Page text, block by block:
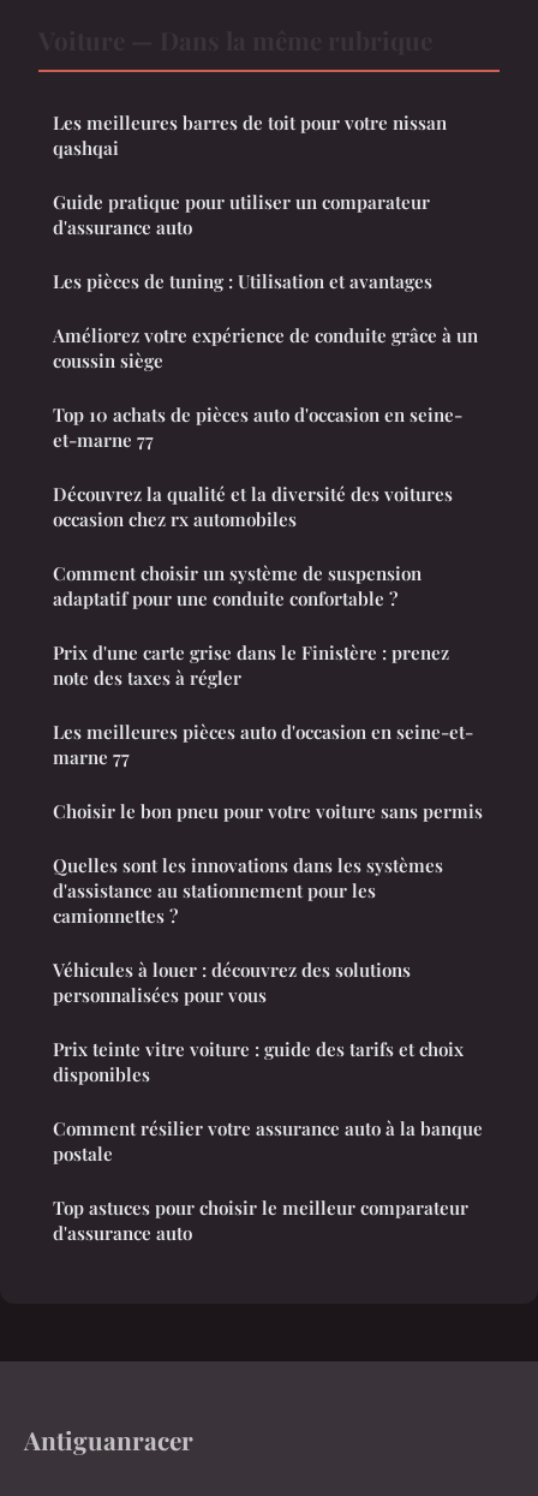
Les meilleures barres de toit pour votre nissan
qashqai
Guide pratique pour utiliser un comparateur
d'assurance auto
Les pièces de tuning : Utilisation et avantages
Améliorez votre expérience de conduite grâce à un
coussin siège
Top 10 achats de pièces auto d'occasion en seine-
et-marne 77
Découvrez la qualité et la diversité des voitures
occasion chez rx automobiles
Comment choisir un système de suspension
adaptatif pour une conduite confortable ?
Prix d'une carte grise dans le Finistère : prenez
note des taxes à régler
Les meilleures pièces auto d'occasion en seine-et-
marne 77
Choisir le bon pneu pour votre voiture sans permis
Quelles sont les innovations dans les systèmes
d'assistance au stationnement pour les
camionnettes ?
Véhicules à louer : découvrez des solutions
personnalisées pour vous
Prix teinte vitre voiture : guide des tarifs et choix
disponibles
Comment résilier votre assurance auto à la banque
postale
Top astuces pour choisir le meilleur comparateur
d'assurance auto
Antiguanracer